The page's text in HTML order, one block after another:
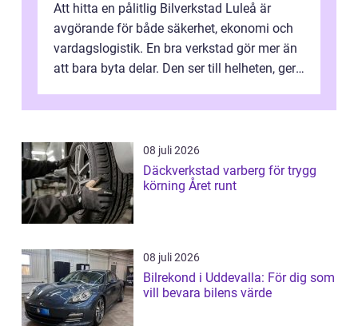
Att hitta en pålitlig Bilverkstad Luleå är
avgörande för både säkerhet, ekonomi och
vardagslogistik. En bra verkstad gör mer än
att bara byta delar. Den ser till helheten, ger
08 juli 2026
Däckverkstad varberg för trygg
körning Året runt
08 juli 2026
Bilrekond i Uddevalla: För dig som
vill bevara bilens värde